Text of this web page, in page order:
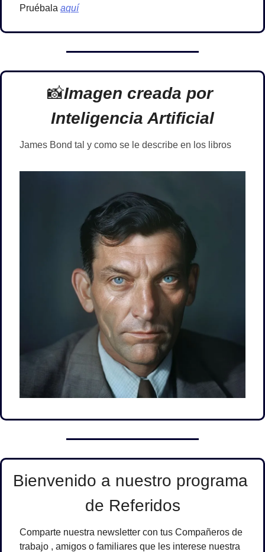
Pruébala aquí
📸Imagen creada por
Inteligencia Artificial
James Bond tal y como se le describe en los libros
Bienvenido a nuestro programa
de Referidos
Comparte nuestra newsletter con tus Compañeros de
trabajo , amigos o familiares que les interese nuestra